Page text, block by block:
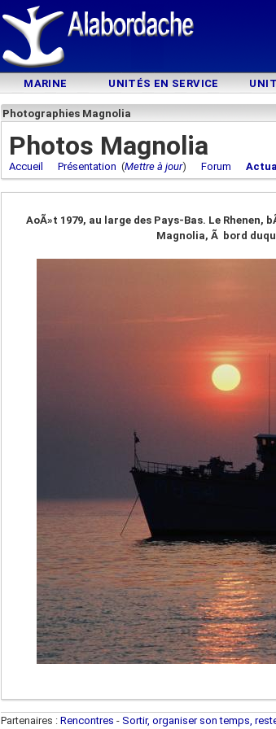
MARINE UNITÉS EN SERVICE
Photographies Magnolia
Photos Magnolia
Accueil Présentation (Mettre à jour) Forum
AoÃ»t 1979, au large des Pays-Bas. Le
Magnolia, Ã bord
Partenaires : Rencontres - Sortir, organiser son temps,